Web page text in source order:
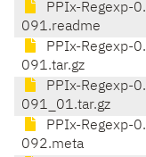
PPIx-Regexp-0.
091.readme
PPIx-Regexp-0.
091.tar.gz
PPIx-Regexp-0.
091_01.tar.gz
PPIx-Regexp-0.
092.meta